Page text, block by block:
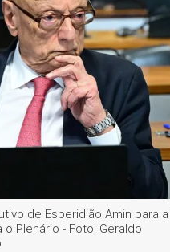
de Esperidião Amin para a
Plenário - Foto: Geraldo